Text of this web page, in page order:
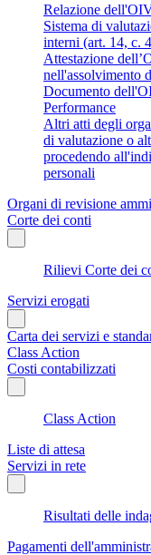
Relazione
Sistema di
interni (art. 14, c.
Attestazione
nell'assolvimento
Documento
Performance
Altri atti degli
di valutazione o
procedendo
personali
Organi di revisione
Corte dei conti
Rilievi Corte dei
Servizi erogati
Carta dei servizi e
Class Action
Costi contabilizzati
Class Action
Liste di attesa
Servizi in rete
Risultati delle
Pagamenti